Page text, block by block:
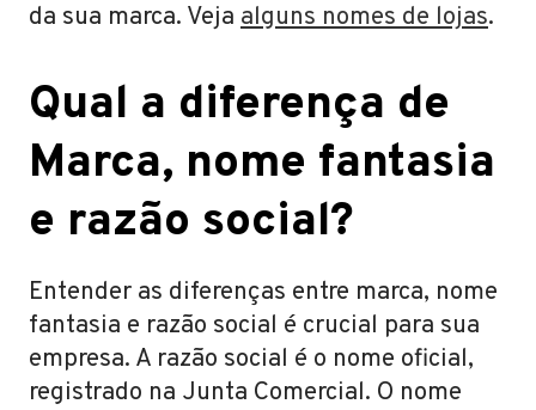
da sua marca. Veja alguns nomes de lojas.
Qual a diferença de
Marca, nome fantasia
e razão social?
Entender as diferenças entre marca, nome
fantasia e razão social é crucial para sua
empresa. A razão social é o nome oficial,
registrado na Junta Comercial. O nome